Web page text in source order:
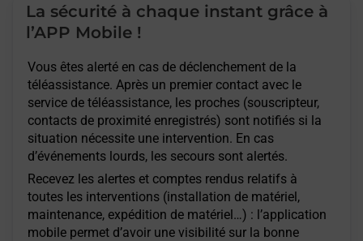
La sécurité à chaque instant grâce à
l’APP Mobile !
Vous êtes alerté en cas de déclenchement de la
téléassistance. Après un premier contact avec le
service de téléassistance, les proches (souscripteur,
contacts de proximité enregistrés) sont notifiés si la
situation nécessite une intervention. En cas
d’événements lourds, les secours sont alertés.
Recevez les alertes et comptes rendus relatifs à
toutes les interventions (installation de matériel,
maintenance, expédition de matériel…) : l’application
mobile permet d’avoir une visibilité sur la bonne